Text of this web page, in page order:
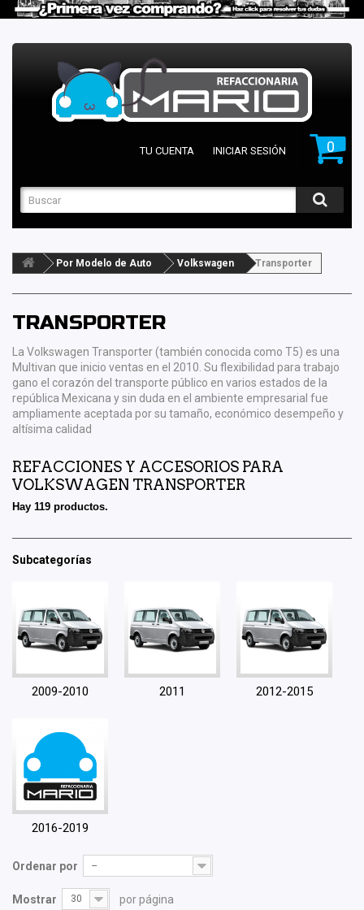
0
TU CUENTA INICIAR SESIÓN
Por Modelo de Auto Volkswagen Transporter
TRANSPORTER
La Volkswagen Transporter (también conocida como T5) es una
Multivan que inicio ventas en el 2010. Su flexibilidad para trabajo
gano el corazón del transporte público en varios estados de la
república Mexicana y sin duda en el ambiente empresarial fue
ampliamente aceptada por su tamaño, económico desempeño y
altísima calidad
REFACCIONES Y ACCESORIOS PARA
VOLKSWAGEN TRANSPORTER
Hay 119 productos.
Subcategorías
2009-2010 2011 2012-2015
2016-2019
Ordenar por --
Mostrar 30 por página